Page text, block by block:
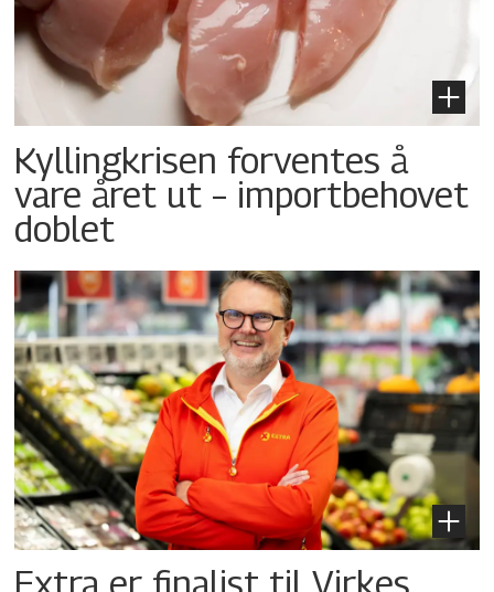
Kyllingkrisen forventes å
vare året ut – importbehovet
doblet
Extra er finalist til Virkes